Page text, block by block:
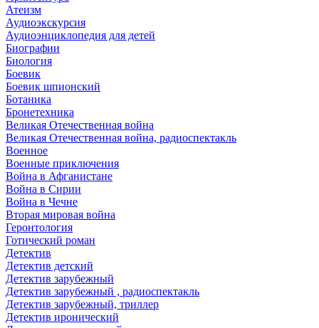
Атеизм
Аудиоэкскурсия
Аудиоэнциклопедия для детей
Биографии
Биология
Боевик
Боевик шпионский
Ботаника
Бронетехника
Великая Отечественная война
Великая Отечественная война, радиоспектакль
Военное
Военные приключения
Война в Афганистане
Война в Сирии
Война в Чечне
Вторая мировая война
Геронтология
Готический роман
Детектив
Детектив детский
Детектив зарубежный
Детектив зарубежный , радиоспектакль
Детектив зарубежный, триллер
Детектив иронический